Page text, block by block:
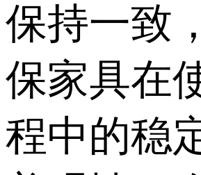
保持一致
保家具在
程中的稳